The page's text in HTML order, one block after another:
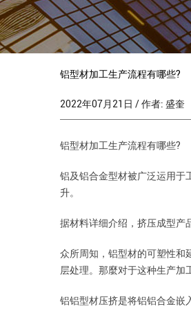
铝型材加工生产流程有哪些?
2022年07月21日 / 作者: 盛奎
铝型材加工生产流程有哪些?
铝及铝合金型材被广泛运用于
升。
据材料详细介绍，挤压成型产
众所周知，铝型材的可塑性和
层处理。那麼对于这种生产加
铝铝型材压挤是将铝铝合金嵌